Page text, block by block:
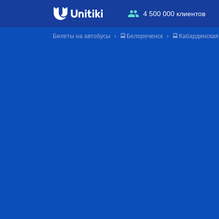
4 500 000 клиентов
Билеты на автобусы 🚍 Белореченск 🚍 Кабардинская